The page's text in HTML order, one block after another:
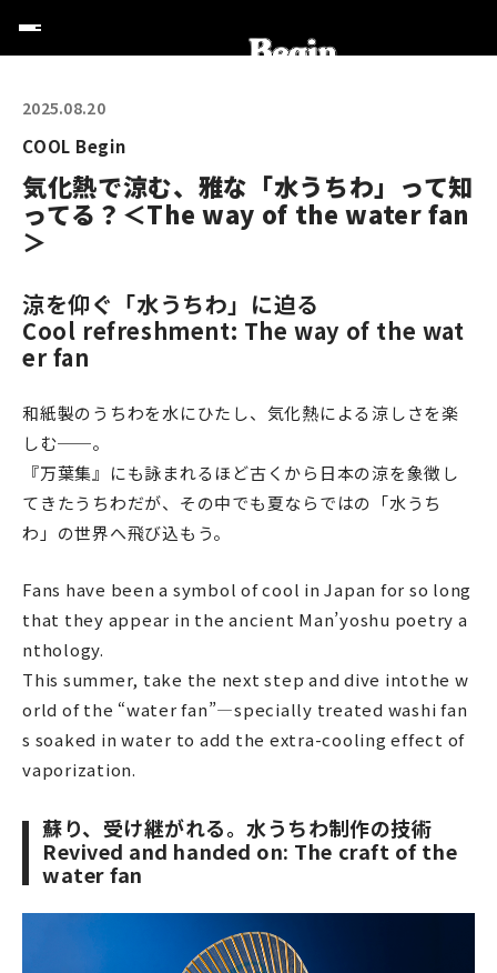
2025.08.20
COOL Begin
気化熱で涼む、雅な「水うちわ」って知
ってる？＜The way of the water fan
＞
涼を仰ぐ「水うちわ」に迫る
Cool refreshment: The way of the wat
er fan
和紙製のうちわを水にひたし、気化熱による涼しさを楽
しむ──。
『万葉集』にも詠まれるほど古くから日本の涼を象徴し
てきたうちわだが、その中でも夏ならではの「水うち
わ」の世界へ飛び込もう。
Fans have been a symbol of cool in Japan for so long
that they appear in the ancient Man’yoshu poetry a
nthology.
This summer, take the next step and dive intothe w
orld of the “water fan”—specially treated washi fan
s soaked in water to add the extra-cooling effect of
vaporization.
蘇り、受け継がれる。水うちわ制作の技術
Revived and handed on: The craft of the
water fan